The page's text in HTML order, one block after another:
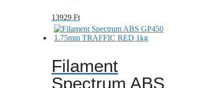
13929 Ft
Filament
Spectrum ABS